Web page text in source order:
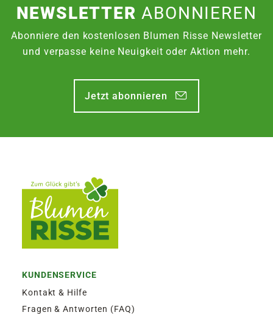
NEWSLETTERABONNIEREN
Abonniere den kostenlosen Blumen Risse Newsletter
und verpasse keine Neuigkeit oder Aktion mehr.
Jetzt abonnieren
KUNDENSERVICE
Kontakt & Hilfe
Fragen & Antworten (FAQ)